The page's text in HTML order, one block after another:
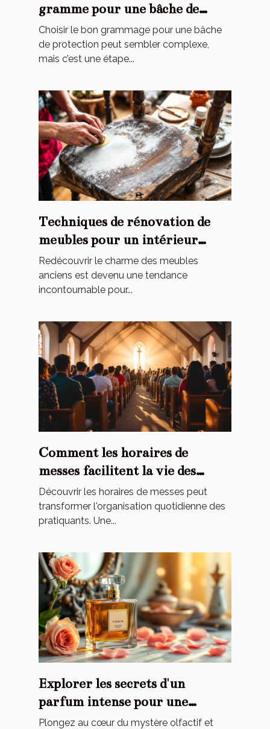
gramme pour une bâche de
protection ?
Choisir le bon grammage pour une bâche
de protection peut sembler complexe,
mais c’est une étape...
Techniques de rénovation de
meubles pour un intérieur
personnalisé
Redécouvrir le charme des meubles
anciens est devenu une tendance
incontournable pour...
Comment les horaires de
messes facilitent la vie des
pratiquants ?
Découvrir les horaires de messes peut
transformer l'organisation quotidienne des
pratiquants. Une...
Explorer les secrets d'un
parfum intense pour une
élégance éternelle
Plongez au cœur du mystère olfactif et